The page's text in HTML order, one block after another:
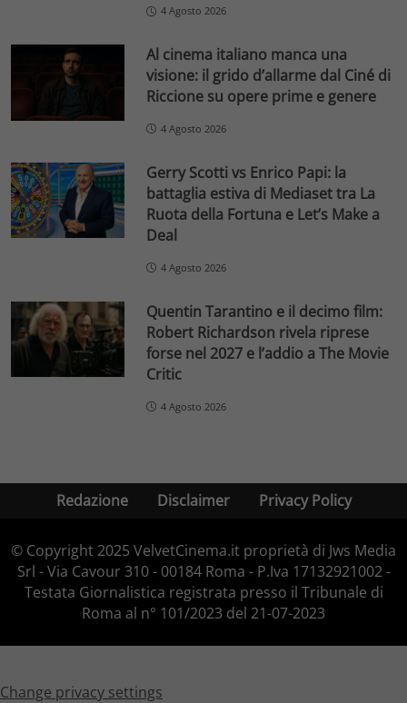
4 Agosto 2026
Al cinema italiano manca una
visione: il grido d’allarme dal Ciné di
Riccione su opere prime e genere
4 Agosto 2026
Gerry Scotti vs Enrico Papi: la
battaglia estiva di Mediaset tra La
Ruota della Fortuna e Let’s Make a
Deal
4 Agosto 2026
Quentin Tarantino e il decimo film:
Robert Richardson rivela riprese
forse nel 2027 e l’addio a The Movie
Critic
4 Agosto 2026
Redazione Disclaimer Privacy Policy
© Copyright 2025 VelvetCinema.it proprietà di Jws Media
Srl - Via Cavour 310 - 00184 Roma - P.Iva 17132921002 -
Testata Giornalistica registrata presso il Tribunale di
Roma al n° 101/2023 del 21-07-2023
Change privacy settings